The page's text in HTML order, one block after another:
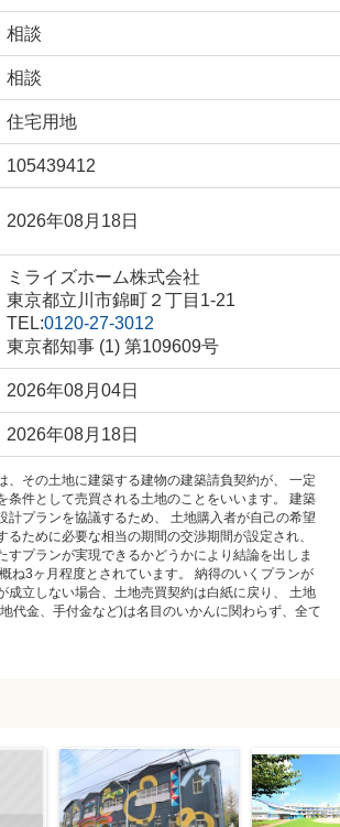
相談
相談
住宅用地
105439412
2026年08月18日
ミライズホーム株式会社
東京都立川市錦町２丁目1-21
TEL:0120-27-3012
東京都知事 (1) 第109609号
2026年08月04日
2026年08月18日
その土地に建築する建物の建築請負契約が、 一定
条件として売買される土地のことをいいます。 建築
計プランを協議するため、 土地購入者が自己の希望
るために必要な相当の期間の交渉期間が設定され、
すプランが実現できるかどうかにより結論を出しま
ね3ヶ月程度とされています。 納得のいくプランが
成立しない場合、土地売買契約は白紙に戻り、 土地
代金、手付金など)は名目のいかんに関わらず、全て